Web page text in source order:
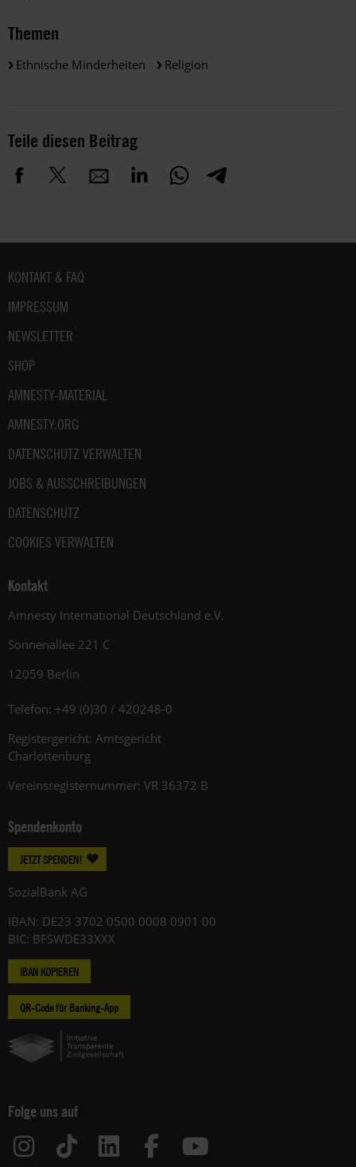
Themen
Ethnische Minderheiten Religion
Teile diesen Beitrag
Fußbereich
KONTAKT & FAQ
IMPRESSUM
NEWSLETTER
SHOP
AMNESTY-MATERIAL
AMNESTY.ORG
DATENSCHUTZ VERWALTEN
JOBS & AUSSCHREIBUNGEN
DATENSCHUTZ
COOKIES VERWALTEN
Kontakt
Amnesty International Deutschland e.V.
Sonnenallee 221 C
12059 Berlin
Telefon: +49 (0)30 / 420248-0
Registergericht: Amtsgericht
Charlottenburg
Vereinsregisternummer: VR 36372 B
Spendenkonto
JETZT SPENDEN!
SozialBank AG
IBAN: DE23 3702 0500 0008 0901 00
BIC: BFSWDE33XXX
IBAN KOPIEREN
QR-Code für Banking-App
Folge uns auf